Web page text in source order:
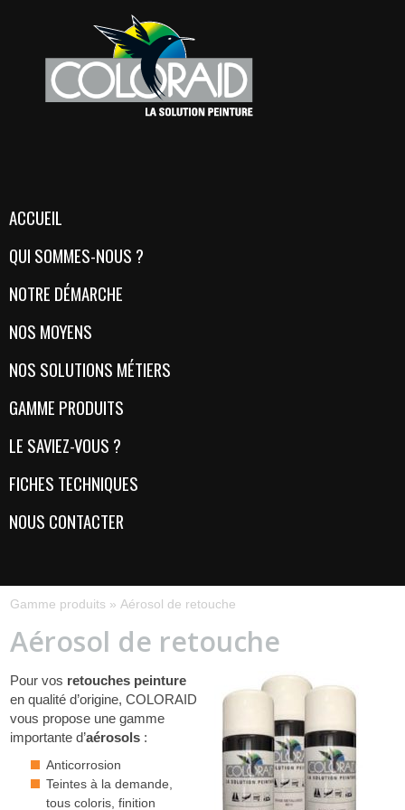
ACCUEIL
QUI SOMMES-NOUS ?
NOTRE DÉMARCHE
NOS MOYENS
NOS SOLUTIONS MÉTIERS
GAMME PRODUITS
LE SAVIEZ-VOUS ?
FICHES TECHNIQUES
NOUS CONTACTER
Gamme produits » Aérosol de retouche
Aérosol de retouche
Pour vos retouches peinture
en qualité d’origine, COLORAID
vous propose une gamme
importante d’aérosols :
Anticorrosion
Teintes à la demande,
tous coloris, finition